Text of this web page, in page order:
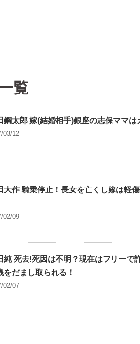
覧
鋼太郎 嫁(結婚相手)銀座の志保ママ
03/12
大作 騎乗停止！長女を亡くし嫁は
02/09
純 死去!死因は不明？現在はフリー
をだまし取られる！
02/07